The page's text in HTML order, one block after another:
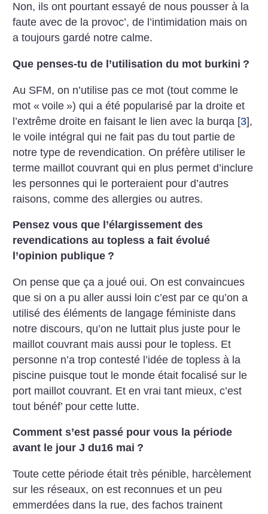
Non, ils ont pourtant essayé de nous pousser à la
faute avec de la provoc’, de l’intimidation mais on
a toujours gardé notre calme.
Que penses-tu de l’utilisation du mot burkini ?
Au SFM, on n’utilise pas ce mot (tout comme le
mot « voile ») qui a été popularisé par la droite et
l’extrême droite en faisant le lien avec la burqa [3],
le voile intégral qui ne fait pas du tout partie de
notre type de revendication. On préfère utiliser le
terme maillot couvrant qui en plus permet d’inclure
les personnes qui le porteraient pour d’autres
raisons, comme des allergies ou autres.
Pensez vous que l’élargissement des
revendications au topless a fait évolué
l’opinion publique ?
On pense que ça a joué oui. On est convaincues
que si on a pu aller aussi loin c’est par ce qu’on a
utilisé des éléments de langage féministe dans
notre discours, qu’on ne luttait plus juste pour le
maillot couvrant mais aussi pour le topless. Et
personne n’a trop contesté l’idée de topless à la
piscine puisque tout le monde était focalisé sur le
port maillot couvrant. Et en vrai tant mieux, c’est
tout bénéf’ pour cette lutte.
Comment s’est passé pour vous la période
avant le jour J du16 mai ?
Toute cette période était très pénible, harcèlement
sur les réseaux, on est reconnues et un peu
emmerdées dans la rue, des fachos trainent